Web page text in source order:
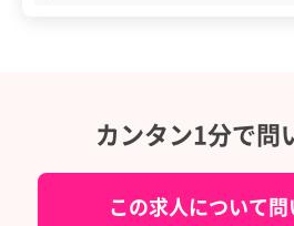
カンタン1分で問
この求人について